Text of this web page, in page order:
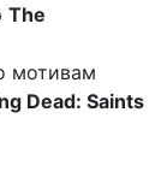
The
мотивам
Dead: Saints